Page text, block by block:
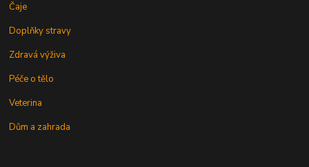
Čaje
Doplňky stravy
Zdravá výživa
Péče o tělo
Veterina
Dům a zahrada